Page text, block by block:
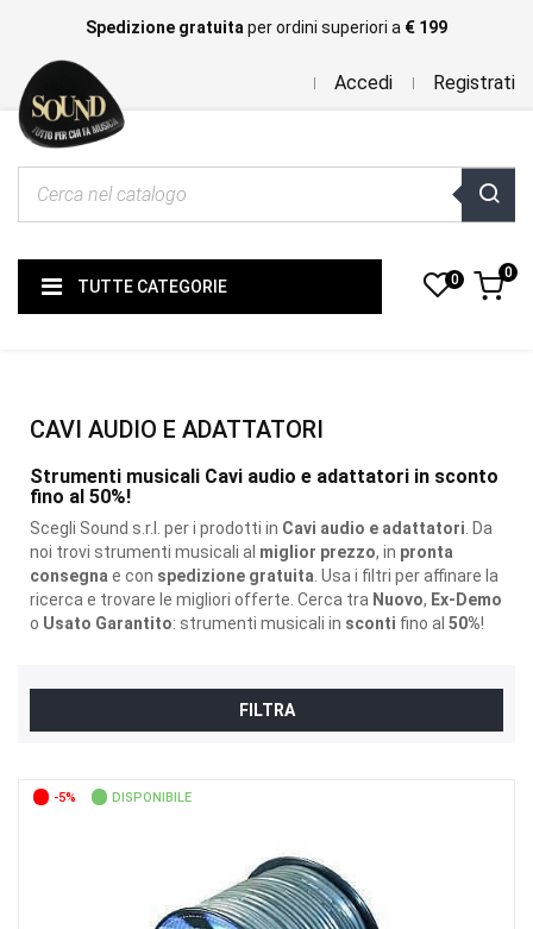
Spedizione gratuita per ordini superiori a € 199
Accedi Registrati
TUTTE CATEGORIE 0 0
CAVI AUDIO E ADATTATORI
Strumenti musicali Cavi audio e adattatori in sconto
fino al 50%!
Scegli Sound s.r.l. per i prodotti in Cavi audio e adattatori . Da
noi trovi strumenti musicali al miglior prezzo, in pronta
consegna e con spedizione gratuita . Usa i filtri per affinare la
ricerca e trovare le migliori offerte. Cerca tra Nuovo, Ex-Demo
o Usato Garantito: strumenti musicali in sconti fino al 50%!
FILTRA
-5% DISPONIBILE